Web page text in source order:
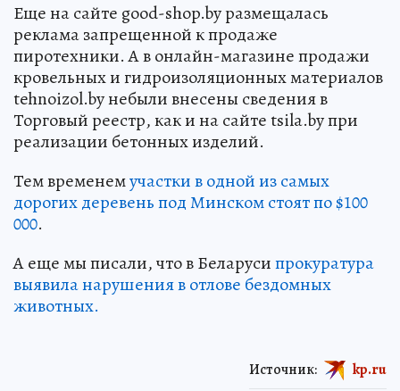
Еще на сайте good-shop.by размещалась
реклама запрещенной к продаже
пиротехники. А в онлайн-магазине продажи
кровельных и гидроизоляционных материалов
tehnoizol.by небыли внесены сведения в
Торговый реестр, как и на сайте tsila.by при
реализации бетонных изделий.
Тем временемучастки в одной из самых
дорогих деревень под Минском стоят по $100
000.
А еще мы писали, что в Беларусипрокуратура
выявила нарушения в отлове бездомных
животных.
Источник: kp.ru